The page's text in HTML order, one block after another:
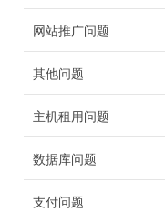
网站推广问题
其他问题
主机租用问题
数据库问题
支付问题